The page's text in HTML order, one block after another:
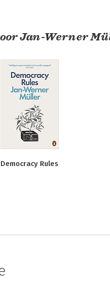
Jan-Werner
Democracy Rules